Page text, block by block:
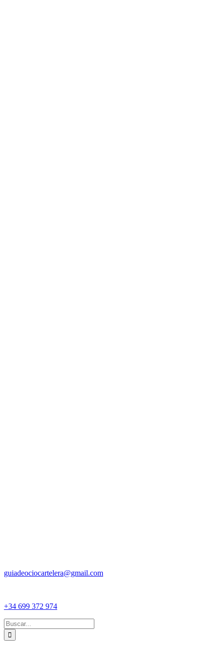
guiadeociocartelera@gmail.com
+34 699 372 974
Buscar: